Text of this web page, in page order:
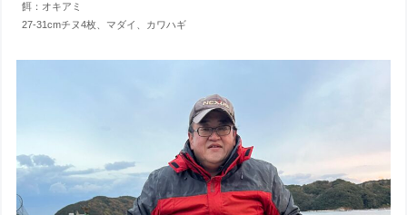
餌：オキアミ
27-31cmチヌ4枚、マダイ、カワハギ